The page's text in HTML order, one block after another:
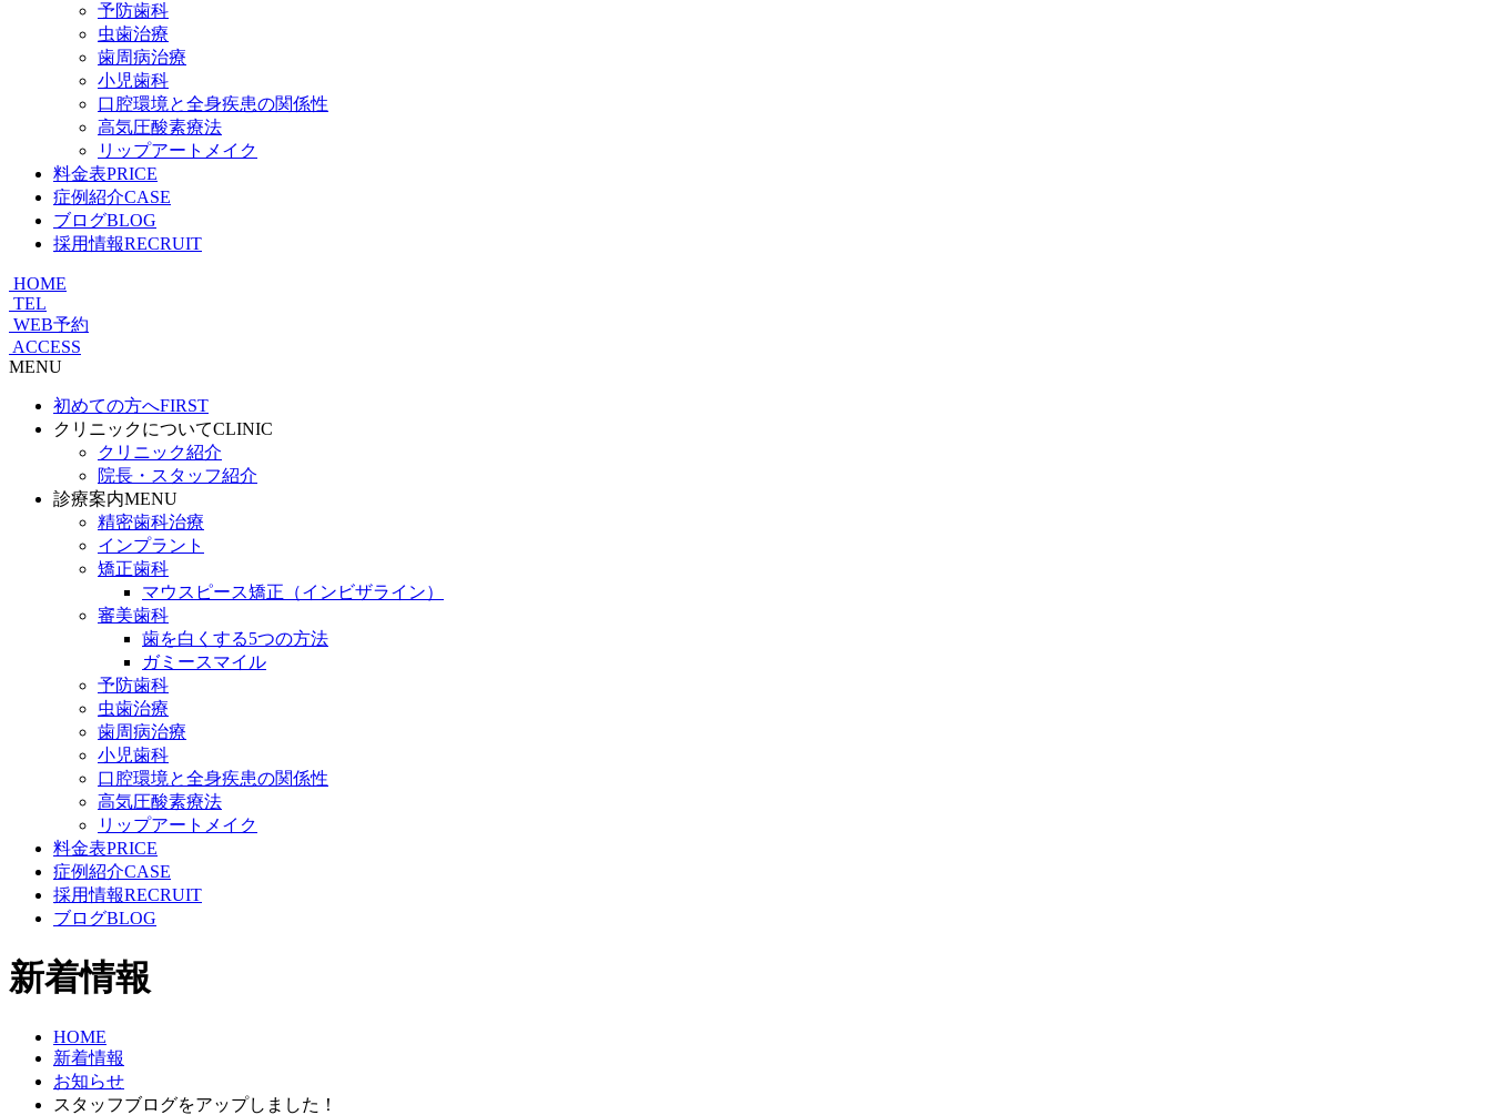
予防歯科
虫歯治療
歯周病治療
小児歯科
口腔環境と全身疾患の関係性
高気圧酸素療法
リップアートメイク
料金表PRICE
症例紹介CASE
ブログBLOG
採用情報RECRUIT
HOME
TEL
WEB予約
ACCESS
MENU
初めての方へFIRST
クリニックについてCLINIC
クリニック紹介
院長・スタッフ紹介
診療案内MENU
精密歯科治療
インプラント
矯正歯科
マウスピース矯正（インビザライン）
審美歯科
歯を白くする5つの方法
ガミースマイル
予防歯科
虫歯治療
歯周病治療
小児歯科
口腔環境と全身疾患の関係性
高気圧酸素療法
リップアートメイク
料金表PRICE
症例紹介CASE
採用情報RECRUIT
ブログBLOG
新着情報
HOME
新着情報
お知らせ
スタッフブログをアップしました！